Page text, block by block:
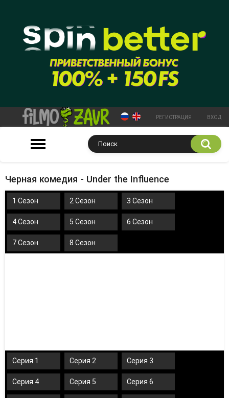
РЕГИСТРАЦИЯ ВХОД
Черная комедия - Under the Influence
1 Сезон 2 Сезон 3 Сезон
4 Сезон 5 Сезон 6 Сезон
7 Сезон 8 Сезон
Серия 1 Серия 2 Серия 3
Серия 4 Серия 5 Серия 6